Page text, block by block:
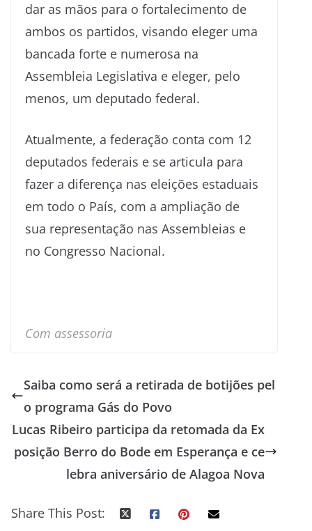
dar as mãos para o fortalecimento de
ambos os partidos, visando eleger uma
bancada forte e numerosa na
Assembleia Legislativa e eleger, pelo
menos, um deputado federal.
Atualmente, a federação conta com 12
deputados federais e se articula para
fazer a diferença nas eleições estaduais
em todo o País, com a ampliação de
sua representação nas Assembleias e
no Congresso Nacional.
Com assessoria
Saiba como será a retirada de botijões pel
o programa Gás do Povo
Lucas Ribeiro participa da retomada da Ex
posição Berro do Bode em Esperança e ce
lebra aniversário de Alagoa Nova
Share This Post: